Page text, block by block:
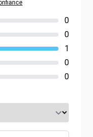
0
0
1
0
0